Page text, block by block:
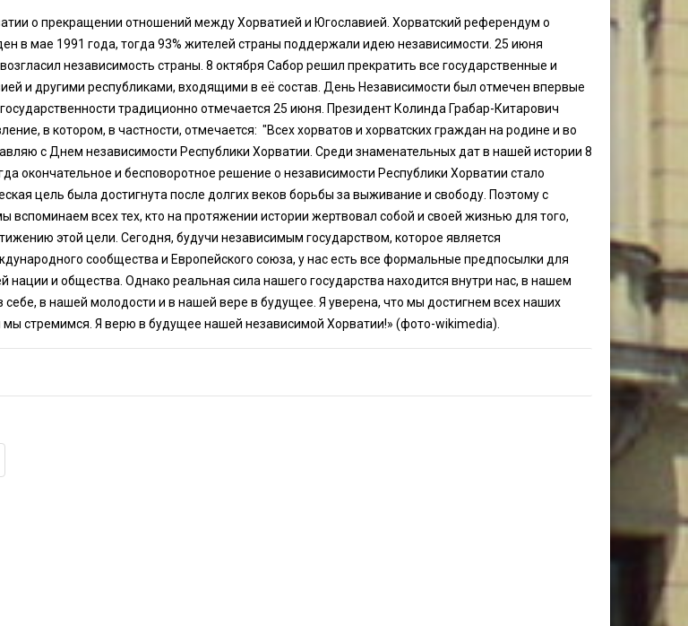
о прекращении отношений между Хорватией и Югославией. Хорватский референдум о
в мае 1991 года, тогда 93% жителей страны поддержали идею независимости. 25 июня
независимость страны. 8 октября Сабор решил прекратить все государственные и
и другими республиками, входящими в её состав. День Независимости был отмечен впервые
традиционно отмечается 25 июня. Президент Колинда Грабар-Китарович
в котором, в частности, отмечается: "Всех хорватов и хорватских граждан на родине и во
с Днем независимости Республики Хорватии. Среди знаменательных дат в нашей истории 8
окончательное и бесповоротное решение о независимости Республики Хорватии стало
цель была достигнута после долгих веков борьбы за выживание и свободу. Поэтому с
вспоминаем всех тех, кто на протяжении истории жертвовал собой и своей жизнью для того,
этой цели. Сегодня, будучи независимым государством, которое является
сообщества и Европейского союза, у нас есть все формальные предпосылки для
нации и общества. Однако реальная сила нашего государства находится внутри нас, в нашем
себе, в нашей молодости и в нашей вере в будущее. Я уверена, что мы достигнем всех наших
мы стремимся. Я верю в будущее нашей независимой Хорватии!» (фото-wikimedia).